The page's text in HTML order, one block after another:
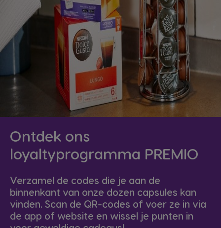
Ontdek ons
loyaltyprogramma PREMIO
Verzamel de codes die je aan de
binnenkant van onze dozen capsules kan
vinden. Scan de QR-codes of voer ze in via
de app of website en wissel je punten in